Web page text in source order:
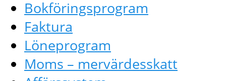
Bokföringsprogram
Faktura
Löneprogram
Moms – mervärdesskatt